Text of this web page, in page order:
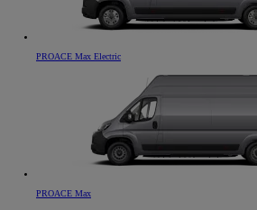
PROACE Max Electric
PROACE Max